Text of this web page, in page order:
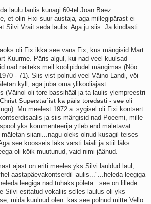
laulu laulis kunagi 60-tel Joan Baez.
et olin Fixi suur austaja, aga millegipärast ei
Silvi Vrait seda laulis. Aga ju siis. Ja kindlasti
oli Fix ikka see vana Fix, kus mängisid Mart
Kuurme. Päris algul, kui nad veel kuulsad
nad näiteks meil koolipidudel mängimas (Nöo
- 71). Siis vist polnud veel Väino Landi, vöi
kyll, aga juba oma ylikooliajast
(Väinol oli tore bassihääl ja ta laulis ylempreestri
Superstar`ist ka päris toredasti - see oli
Mu meelest 1972.a. sygisel oli Fixi kontsert
ja siis mängisid nad Poeemi, mille
yks kommenteerija ytleb end mäletavat.
mäletan siiani...nagu oleks olnud kusagil teises
see koosseis läks varsti laiali ja stiil läks
oli köik muutunud, vaid nimi jäänud.
ajast on eriti meeles yks Silvi lauldud laul,
aastapäevakontserdil laulis..."...heleda leegiga
leegiga nad tuhaks pöleta...see on lillede
Silvi esitatud vokaliis selles laulus oli yks
mida kuulnud olen. kas see polnud mitte Vello